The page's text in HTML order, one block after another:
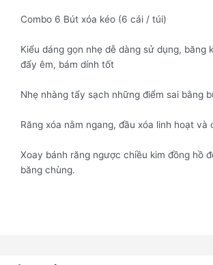
Combo 6 Bút xóa kéo (6 cái / túi)
Kiểu dáng gọn nhẹ dễ dàng sử dụng, băng
đẩy êm, bám dính tốt
Nhẹ nhàng tẩy sạch những điểm sai bằng
Răng xóa nằm ngang, đầu xóa linh hoạt và
Xoay bánh răng ngược chiều kim đồng hồ
băng chùng.